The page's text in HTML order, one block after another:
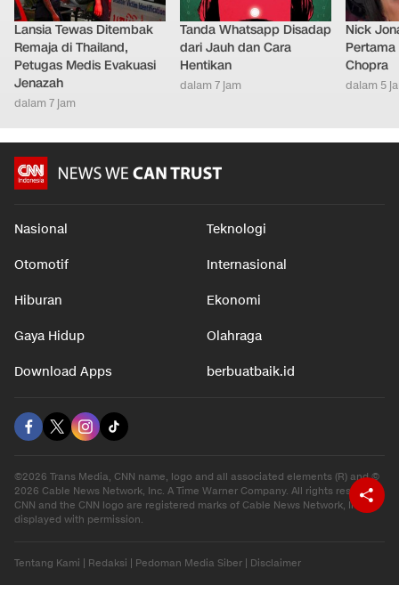
Lansia Tewas Ditembak
Remaja di Thailand,
Petugas Medis Evakuasi
Jenazah
dalam 7 jam
Tanda Whatsapp Disadap
dari Jauh dan Cara
Hentikan
dalam 7 jam
Nick
Chopra
dalam 5
Nasional Teknologi
Otomotif Internasional
Hiburan Ekonomi
Gaya Hidup Olahraga
Download Apps berbuatbaik.id
©2026 Trans Media, CNN name, logo and all associated elements (R) and ©
2026 Cable News Network, Inc. A Time Warner Company. All rights reserved.
CNN and the CNN logo are registered marks of Cable News Network, Inc.,
displayed with permission.
Tentang Kami | Redaksi | Pedoman Media Siber | Disclaimer